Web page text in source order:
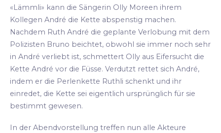
«Lämmli» kann die Sängerin Olly Moreen ihrem
Kollegen André die Kette abspenstig machen.
Nachdem Ruth André die geplante Verlobung mit dem
Polizisten Bruno beichtet, obwohl sie immer noch sehr
in André verliebt ist, schmettert Olly aus Eifersucht die
Kette André vor die Füsse. Verdutzt rettet sich André,
indem er die Perlenkette Ruthli schenkt und ihr
einredet, die Kette sei eigentlich ursprünglich für sie
bestimmt gewesen.
In der Abendvorstellung treffen nun alle Akteure